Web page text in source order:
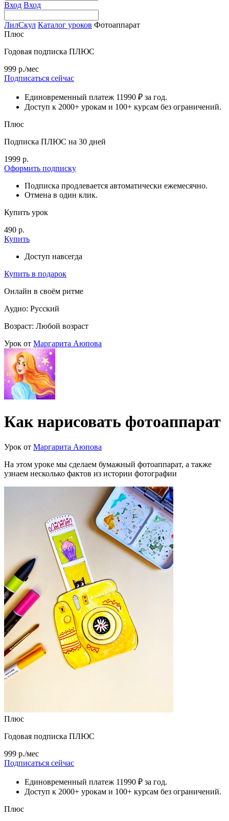
Вход Вход
ЛилСкул Каталог уроков Фотоаппарат
Плюс
Годовая подписка ПЛЮС
999 р./мес
Подписаться сейчас
Единовременный платеж 11990 ₽ за год.
Доступ к 2000+ урокам и 100+ курсам без ограничений.
Плюс
Подписка ПЛЮС на 30 дней
1999 р.
Оформить подписку
Подписка продлевается автоматически ежемесячно.
Отмена в один клик.
Купить урок
490 р.
Купить
Доступ навсегда
Купить в подарок
Онлайн в своём ритме
Аудио: Русский
Возраст: Любой возраст
Урок от Маргарита Аюпова
Как нарисовать фотоаппарат
Урок от Маргарита Аюпова
На этом уроке мы сделаем бумажный фотоаппарат, а также
узнаем несколько фактов из истории фотографии
Плюс
Годовая подписка ПЛЮС
999 р./мес
Подписаться сейчас
Единовременный платеж 11990 ₽ за год.
Доступ к 2000+ урокам и 100+ курсам без ограничений.
Плюс